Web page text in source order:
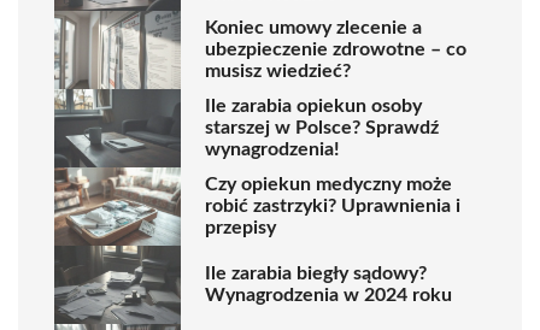
Koniec umowy zlecenie a
ubezpieczenie zdrowotne – co
musisz wiedzieć?
Ile zarabia opiekun osoby
starszej w Polsce? Sprawdź
wynagrodzenia!
Czy opiekun medyczny może
robić zastrzyki? Uprawnienia i
przepisy
Ile zarabia biegły sądowy?
Wynagrodzenia w 2024 roku